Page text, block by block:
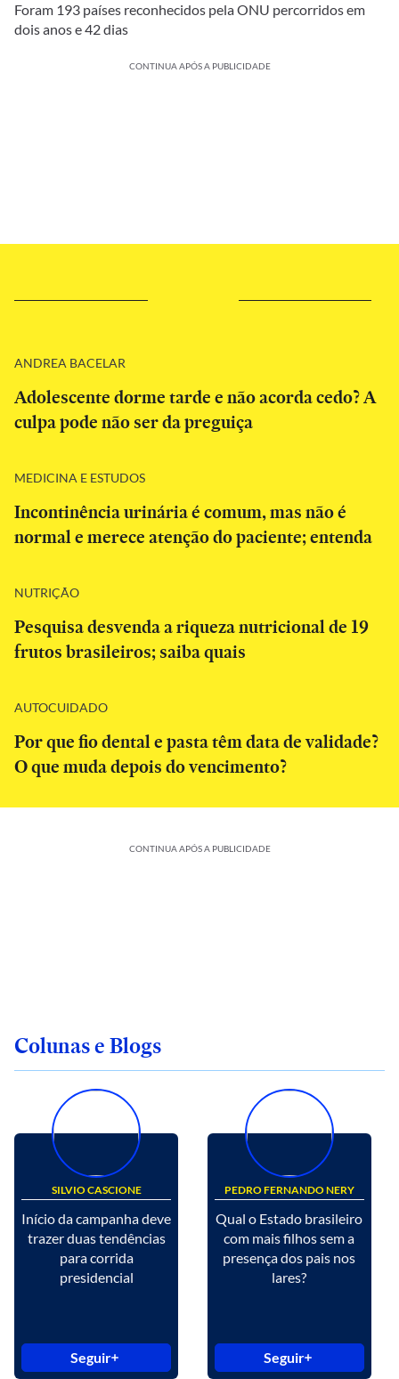
Foram 193 países reconhecidos pela ONU percorridos em
dois anos e 42 dias
CONTINUA APÓS A PUBLICIDADE
ANDREA BACELAR
Adolescente dorme tarde e não acorda cedo? A
culpa pode não ser da preguiça
MEDICINA E ESTUDOS
Incontinência urinária é comum, mas não é
normal e merece atenção do paciente; entenda
NUTRIÇÃO
Pesquisa desvenda a riqueza nutricional de 19
frutos brasileiros; saiba quais
AUTOCUIDADO
Por que fio dental e pasta têm data de validade?
O que muda depois do vencimento?
CONTINUA APÓS A PUBLICIDADE
Colunas e Blogs
SILVIO CASCIONE
Início da campanha deve
trazer duas tendências
para corrida
presidencial
Seguir
PEDRO FERNANDO NERY
Qual o Estado brasileiro
com mais filhos sem a
presença dos pais nos
lares?
Seguir